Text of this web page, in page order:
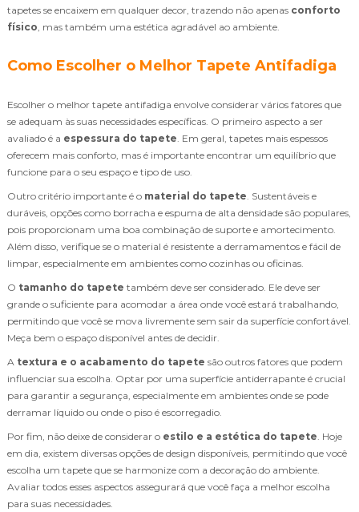
tapetes se encaixem em qualquer decor, trazendo não apenas conforto
físico , mas também uma estética agradável ao ambiente.
Como Escolher o Melhor Tapete Antifadiga
Escolher o melhor tapete antifadiga envolve considerar vários fatores que
se adequam às suas necessidades específicas. O primeiro aspecto a ser
avaliado é a espessura do tapete . Em geral, tapetes mais espessos
oferecem mais conforto, mas é importante encontrar um equilíbrio que
funcione para o seu espaço e tipo de uso.
Outro critério importante é o material do tapete . Sustentáveis e
duráveis, opções como borracha e espuma de alta densidade são populares,
pois proporcionam uma boa combinação de suporte e amortecimento.
Além disso, verifique se o material é resistente a derramamentos e fácil de
limpar, especialmente em ambientes como cozinhas ou oficinas.
O tamanho do tapete também deve ser considerado. Ele deve ser
grande o suficiente para acomodar a área onde você estará trabalhando,
permitindo que você se mova livremente sem sair da superfície confortável.
Meça bem o espaço disponível antes de decidir.
A textura e o acabamento do tapete são outros fatores que podem
influenciar sua escolha. Optar por uma superfície antiderrapante é crucial
para garantir a segurança, especialmente em ambientes onde se pode
derramar líquido ou onde o piso é escorregadio.
Por fim, não deixe de considerar o estilo e a estética do tapete . Hoje
em dia, existem diversas opções de design disponíveis, permitindo que você
escolha um tapete que se harmonize com a decoração do ambiente.
Avaliar todos esses aspectos assegurará que você faça a melhor escolha
para suas necessidades.